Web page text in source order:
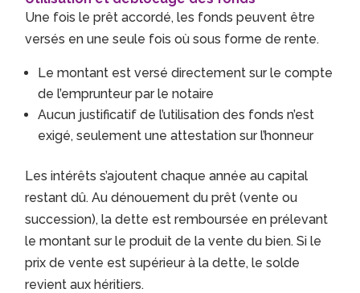
Une fois le prêt accordé, les fonds peuvent être
versés en une seule fois où sous forme de rente.
Le montant est versé directement sur le compte
de l’emprunteur par le notaire
Aucun justificatif de l’utilisation des fonds n’est
exigé, seulement une attestation sur l’honneur
Les intérêts s’ajoutent chaque année au capital
restant dû. Au dénouement du prêt (vente ou
succession), la dette est remboursée en prélevant
le montant sur le produit de la vente du bien. Si le
prix de vente est supérieur à la dette, le solde
revient aux héritiers.